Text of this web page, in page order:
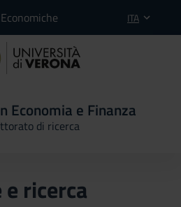
ITA
Economia e Finanza
di ricerca
ricerca